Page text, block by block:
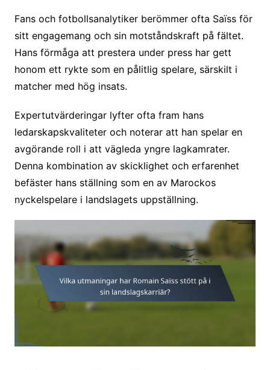
Fans och fotbollsanalytiker berömmer ofta Saïss för
sitt engagemang och sin motståndskraft på fältet.
Hans förmåga att prestera under press har gett
honom ett rykte som en pålitlig spelare, särskilt i
matcher med hög insats.
Expertutvärderingar lyfter ofta fram hans
ledarskapskvaliteter och noterar att han spelar en
avgörande roll i att vägleda yngre lagkamrater.
Denna kombination av skicklighet och erfarenhet
befäster hans ställning som en av Marockos
nyckelspelare i landslagets uppställning.